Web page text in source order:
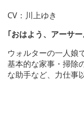
CV：川上ゆき
｢おはよう、アーサ
ウォルターの一人娘
基本的な家事・掃除
な助手など、力仕事